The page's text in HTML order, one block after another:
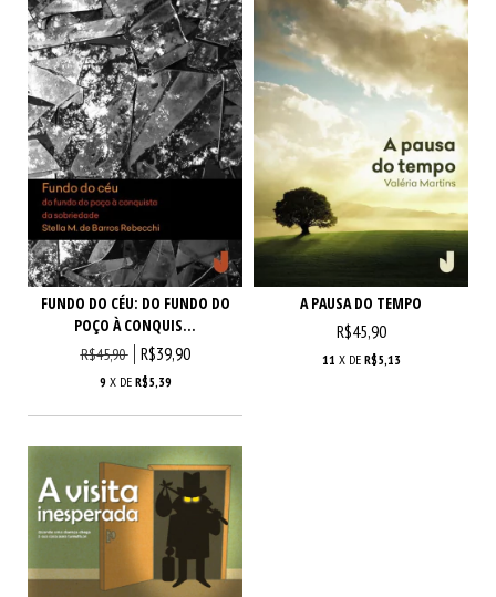
FUNDO DO CÉU: DO FUNDO DO
POÇO À CONQUIS...
R$45,90 R$39,90
9 X DE R$5,39
A PAUSA DO TEMPO
R$45,90
11 X DE R$5,13